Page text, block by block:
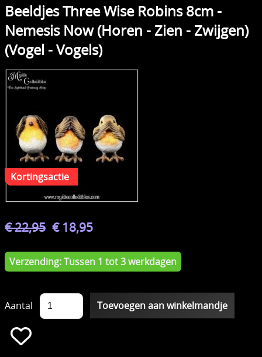
Beeldjes Three Wise Robins 8cm -
Nemesis Now (Horen - Zien - Zwijgen)
(Vogel - Vogels)
€ 22,95 € 18,95
Verzending: Tussen 1 tot 3 werkdagen
Aantal